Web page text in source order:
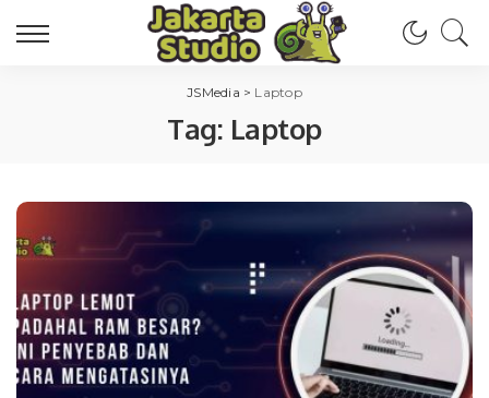
JSMedia > Laptop
Tag: Laptop